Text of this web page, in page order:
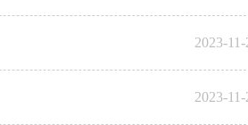
2023-
2023-